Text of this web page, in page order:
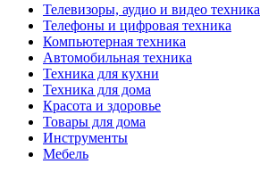
Телевизоры, аудио и видео техника
Телефоны и цифровая техника
Компьютерная техника
Автомобильная техника
Техника для кухни
Техника для дома
Красота и здоровье
Товары для дома
Инструменты
Мебель